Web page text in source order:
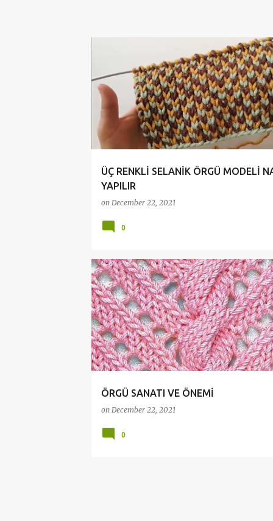
ÜÇ RENKLİ SELANİK ÖRGÜ MODELİ
YAPILIR
on December 22, 2021
ANLATIMLI DANTEL VİDEOLARI ÖRGÜ MODELLERİ
0
ÖRGÜ SANATI VE ÖNEMİ
on December 22, 2021
CROCHET CROCHET DOİLY KNİTTİNG
0